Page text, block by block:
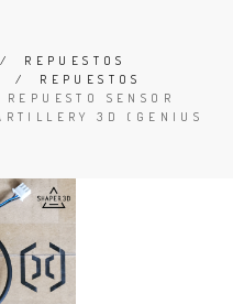
REPUESTOS
/ REPUESTOS
REPUESTO SENSOR
3D (GENIUS